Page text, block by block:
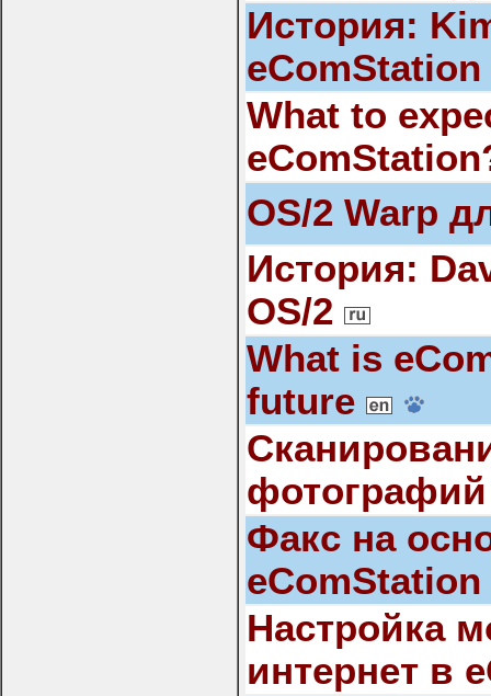
История:
eComStation
What to
OS/2 Warp
История:
OS/2
What is
future
Факс на
eComStation
Настройка
интернет в